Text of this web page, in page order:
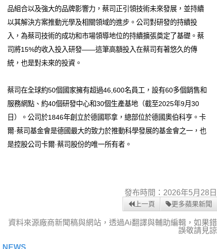
品組合以及強大的品牌影響力，蔡司正引領技術未來發展，並持續
以其解決方案推動光學及相關領域的進步。公司對研發的持續投
入，為蔡司技術的成功和市場領導地位的持續擴張奠定了基礎。蔡
司將15%的收入投入研發——這筆高額投入在蔡司有著悠久的傳
統，也是對未來的投資。
蔡司在全球約50個國家擁有超過46,600名員工，設有60多個銷售和
服務網點、約40個研發中心和30個生產基地（截至2025年9月30
日）。公司於1846年創立於德國耶拿，總部位於德國奧伯科亨。卡
爾·蔡司基金會是德國最大的致力於推動科學發展的基金會之一，也
是控股公司卡爾·蔡司股份的唯一所有者。
發布時間：2026年5月28日
上一頁 更多蘋果新聞
資料來源廠商新聞稿與網站，透過Ai翻譯與輔助編輯，如果錯
誤敬請見諒